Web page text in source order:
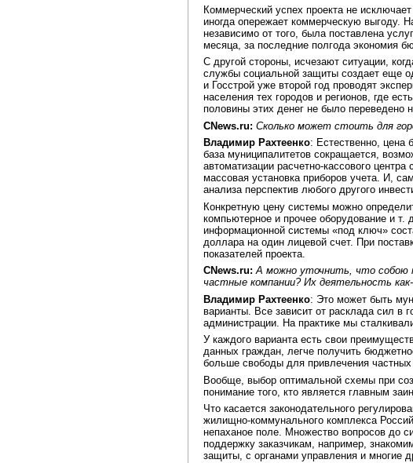
Коммерческий успех проекта не
иногда опережает коммерческую выгоду.
независимо от того, была поставлена
месяца, за последние полгода экономия
С другой стороны, исчезают ситуации,
службы социальной защиты создает еще
и Госстрой уже второй год проводят
населения тех городов и регионов, где
половины этих денег не было переведено
CNews.ru: Сколько может стоить для
Владимир Рахтеенко: Естественно, цена
база муниципалитетов сокращается,
автоматизации расчетно-кассового
массовая установка приборов учета. И,
анализа перспектив любого другого
Конкретную цену системы можно
компьютерное и прочее оборудование и
информационной системы «под ключ»
доллара на один лицевой счет. При
показателей проекта.
CNews.ru: А можно уточнить, что собою
частные компании? Их деятельность
Владимир Рахтеенко: Это может быть
варианты. Все зависит от расклада сил в
администрации. На практике мы
У каждого варианта есть свои
данных граждан, легче получить
больше свободы для привлечения
Вообще, выбор оптимальной схемы при
понимание того, кто является главным
Что касается законодательного
жилищно-коммунального комплекса
непаханое поле. Множество вопросов до
поддержку заказчикам, например,
защиты, с органами управления и многие